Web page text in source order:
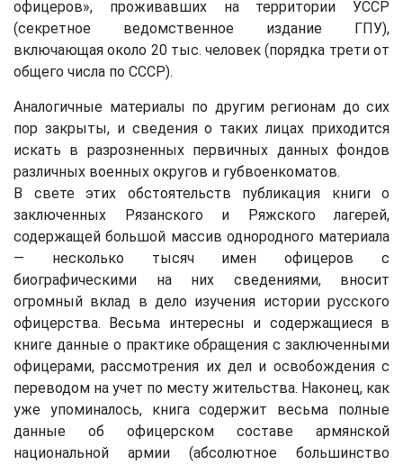
офицеров», проживавших на территории УССР
(секретное ведомственное издание ГПУ),
включающая около 20 тыс. человек (порядка трети от
общего числа по СССР).
Аналогичные материалы по другим регионам до сих
пор закрыты, и сведения о таких лицах приходится
искать в разрозненных первичных данных фондов
различных военных округов и губвоенкоматов.
В свете этих обстоятельств публикация книги о
заключенных Рязанского и Ряжского лагерей,
содержащей большой массив однородного материала
— несколько тысяч имен офицеров с
биографическими на них сведениями, вносит
огромный вклад в дело изучения истории русского
офицерства. Весьма интересны и содержащиеся в
книге данные о практике обращения с заключенными
офицерами, рассмотрения их дел и освобождения с
переводом на учет по месту жительства. Наконец, как
уже упоминалось, книга содержит весьма полные
данные об офицерском составе армянской
национальной армии (абсолютное большинство